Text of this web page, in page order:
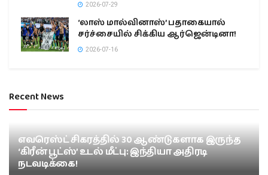
2026-07-29
‘லாஸ் மால்வினாஸ்’ பதாகையால்
சர்ச்சையில் சிக்கிய ஆர்ஜென்டினா!
2026-07-16
Recent News
எவரெஸ்ட் சிகரத்தில் 30 ஆண்டுகளாக இருந்த
‘கிரீன் பூட்ஸ்’ உடல் மீட்பு: இந்தியா அதிரடி
நடவடிக்கை!